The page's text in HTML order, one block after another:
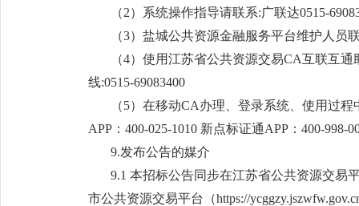
（2）系统操作指导请联系:广联达0515-
（3）盐城公共资源金融服务平台维护人员
（4）使用江苏省公共资源交易CA互联互
线:0515-69083400
（5）在移动CA办理、登录系统、使用过
APP：400-025-1010 新点标证通APP：400-998-
9.发布公告的媒介
9.1 本招标公告同步在江苏省公共资源交易
市公共资源交易平台（https://